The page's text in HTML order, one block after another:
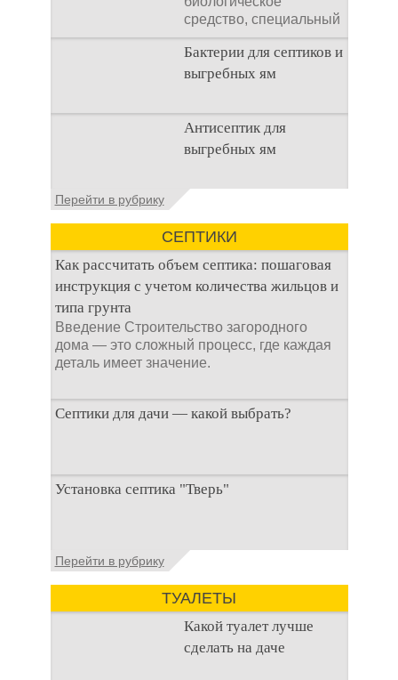
средство, специальный
концентрат, который
используется
Бактерии для септиков и
выгребных ям
Очистка
канализационного
стока или выгребной
не самым приятным
Антисептик для
выгребных ям
Общие сведения об
Антисептик для
выгребных ям – это
специальные
Перейти в рубрику
СЕПТИКИ
Как рассчитать объем септика: пошаговая
инструкция с учетом количества жильцов и
типа грунта
Введение Строительство загородного
дома — это сложный процесс, где каждая
деталь имеет значение.
Септики для дачи — какой выбрать?
При строительстве дачи одной из
первоочередных задач становится
Установка септика "Тверь"
Установка септика Тверь - важнейший
аспект утилизации сточных вод в частных
домах и на загородных
Перейти в рубрику
ТУАЛЕТЫ
Какой туалет лучше
сделать на даче